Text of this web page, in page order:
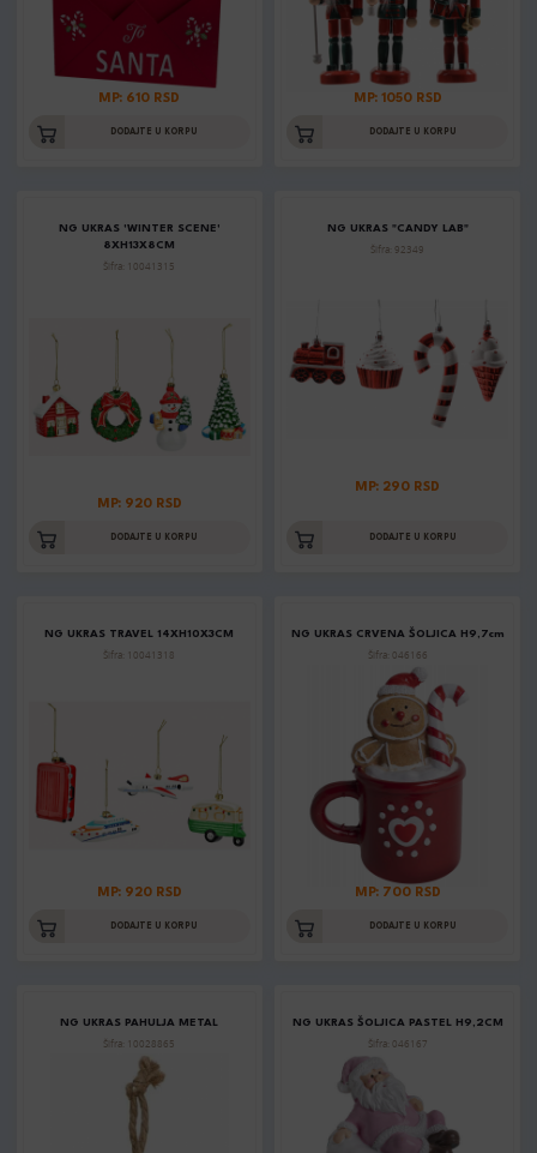
MP: 610 RSD
DODAJTE U KORPU
MP: 1050 RSD
DODAJTE U KORPU
NG UKRAS 'WINTER SCENE'
8XH13X8CM
Šifra: 10041315
MP: 920 RSD
DODAJTE U KORPU
NG UKRAS "CANDY LAB"
Šifra: 92349
MP: 290 RSD
DODAJTE U KORPU
NG UKRAS TRAVEL 14XH10X3CM
Šifra: 10041318
MP: 920 RSD
DODAJTE U KORPU
NG UKRAS CRVENA ŠOLJICA H9,7cm
Šifra: 046166
MP: 700 RSD
DODAJTE U KORPU
NG UKRAS PAHULJA METAL
Šifra: 10028865
NG UKRAS ŠOLJICA PASTEL H9,2CM
Šifra: 046167